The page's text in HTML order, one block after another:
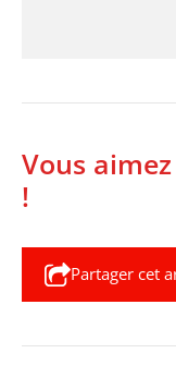
Vous
!
Partager cet